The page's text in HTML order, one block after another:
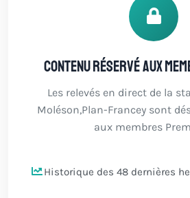
Contenu réservé aux
Les relevés en direct de la
Moléson,Plan-Francey sont
aux membres
Historique des 48 dernières